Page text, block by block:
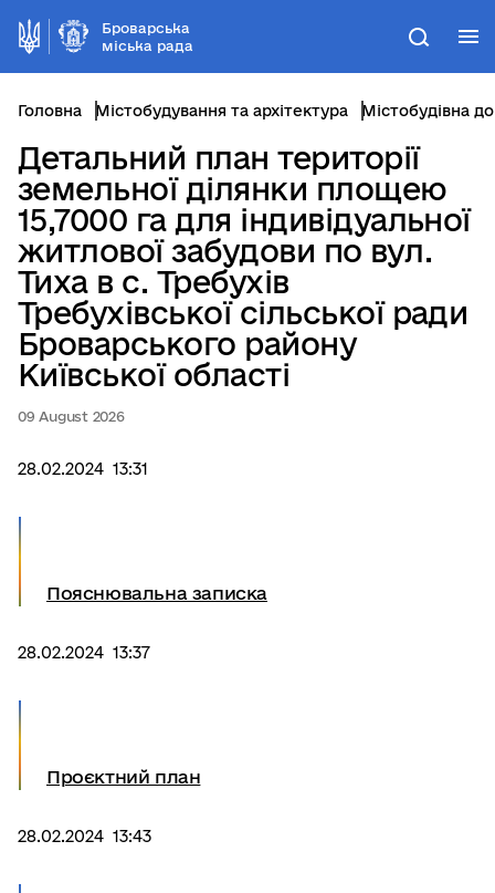
Броварська
міська рада
Пошук
Головна Містобудування та архітектура Містобудівна
Детальний план території
земельної ділянки площею
15,7000 га для індивідуальної
житлової забудови по вул.
Тиха в с. Требухів
Требухівської сільської ради
Броварського району
Київської області
09 August 2026
28.02.2024 13:31
Пояснювальна записка
28.02.2024 13:37
Проєктний план
28.02.2024 13:43